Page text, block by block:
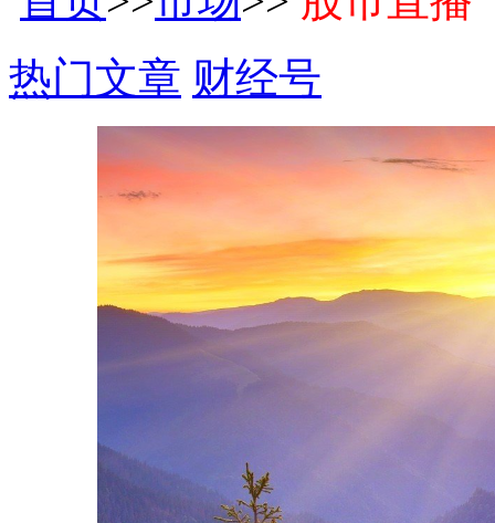
热门文章 财经号